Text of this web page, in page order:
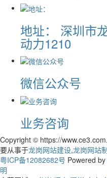
地址： 深圳市
动力1210
微信公众号
业务咨询
Copyright © https://
要从事于龙岗网站建设,龙岗网站
粤ICP备12082682号 Powered by
明